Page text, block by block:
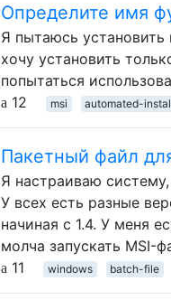
Определите имя
Я пытаюсь установить
хочу установить
попытаться
12
msi automated-
Пакетный файл
Я настраиваю
У всех есть разные
начиная с 1.4. У меня
молча запускать MSI-
11
windows batch-file